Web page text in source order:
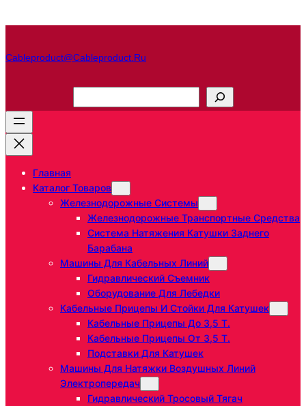
Cableproduct@cableproduct.ru
о
Главная
Каталог Товаров
Железнодорожные Системы
Железнодорожные Транспортные Средства
Система Натяжения Катушки Заднего
Барабана
Машины Для Кабельных Линий
Гидравлический Съемник
Оборудование Для Лебедки
Кабельные Прицепы И Стойки Для Катушек
Кабельные Прицепы До 3,5 Т.
Кабельные Прицепы От 3,5 Т.
Подставки Для Катушек
Машины Для Натяжки Воздушных Линий
Электропередач
Гидравлический Тросовый Тягач